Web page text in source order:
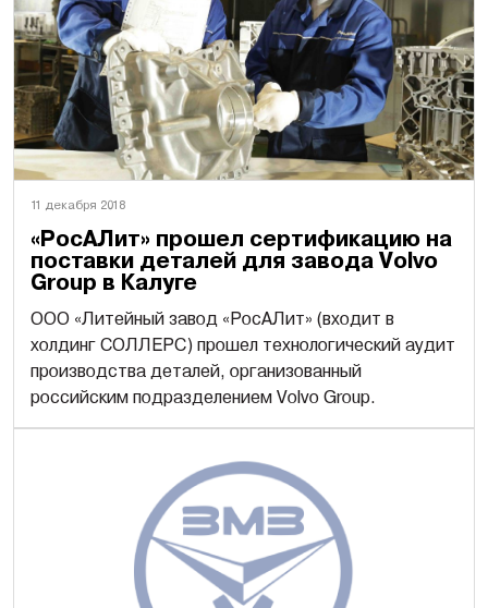
11 декабря 2018
«РосАЛит» прошел сертификацию на
поставки деталей для завода Volvo
Group в Калуге
ООО «Литейный завод «РосАЛит» (входит в
холдинг СОЛЛЕРС) прошел технологический аудит
производства деталей, организованный
российским подразделением Volvo Group.